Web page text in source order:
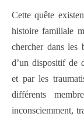
Cette quête
histoire familiale
chercher dans les
d’un dispositif de
et par les
différents
inconsciemment,